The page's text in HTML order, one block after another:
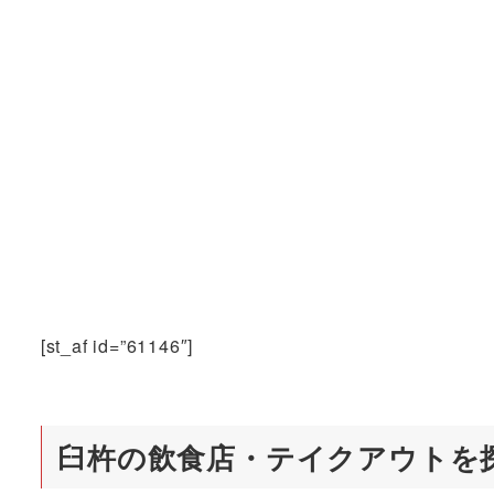
[st_af id=”61146″]
臼杵の飲食店・テイクアウトを